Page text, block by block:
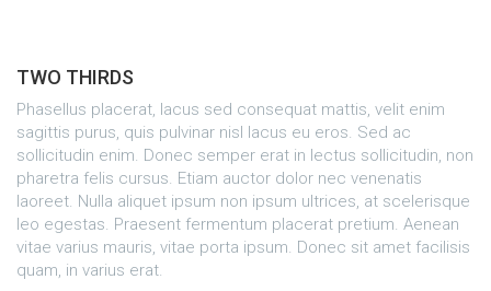
TWO THIRDS
Phasellus placerat, lacus sed consequat mattis, velit enim
sagittis purus, quis pulvinar nisl lacus eu eros. Sed ac
sollicitudin enim. Donec semper erat in lectus sollicitudin, non
pharetra felis cursus. Etiam auctor dolor nec venenatis
laoreet. Nulla aliquet ipsum non ipsum ultrices, at scelerisque
leo egestas. Praesent fermentum placerat pretium. Aenean
vitae varius mauris, vitae porta ipsum. Donec sit amet facilisis
quam, in varius erat.